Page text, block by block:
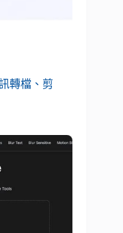
轉檔、剪